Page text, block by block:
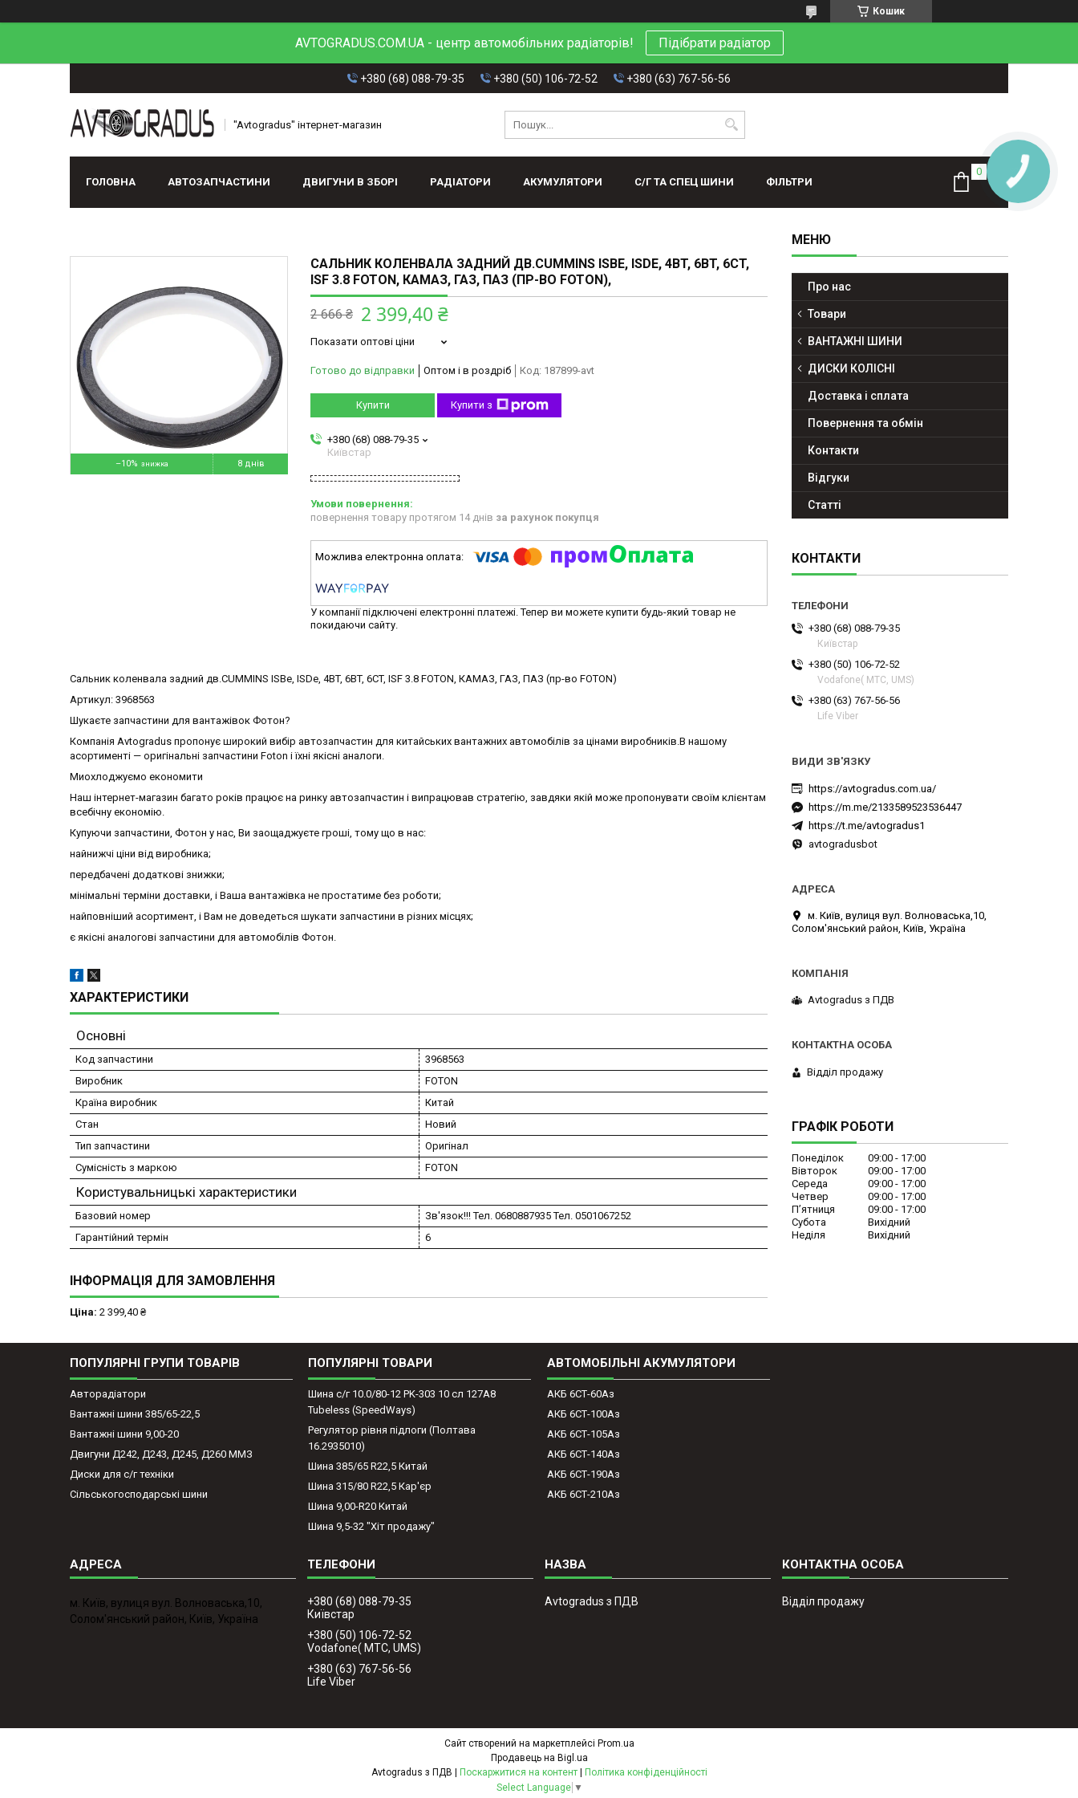
Кошик
AVTOGRADUS.COM.UA - центр автомобільних радіаторів! Підібрати радіатор
+380 (68) 088-79-35 +380 (50) 106-72-52 +380 (63) 767-56-56
"Avtogradus" інтернет-магазин
ГОЛОВНА АВТОЗАПЧАСТИНИ ДВИГУНИ В ЗБОРІ РАДІАТОРИ АКУМУЛЯТОРИ С/Г ТА СПЕЦ ШИНИ ФІЛЬТРИ
–10% 8 днів
САЛЬНИК КОЛЕНВАЛА ЗАДНИЙ ДВ.CUMMINS ISBE, ISDE, 4BT, 6BT, 6CT,
ISF 3.8 FOTON, КАМАЗ, ГАЗ, ПАЗ (ПР-ВО FOTON),
2 666 ₴ 2 399,40 ₴
Показати оптові ціни
Готово до відправки Оптом і в роздріб Код: 187899-avt
Купити Купити з
+380 (68) 088-79-35
Київстар
повернення товару протягом 14 днів за рахунок покупця
У компанії підключені електронні платежі. Тепер ви можете купити будь-який товар не
покидаючи сайту.
Сальник коленвала задний дв.CUMMINS ISBe, ISDe, 4BT, 6BT, 6CT, ISF 3.8 FOTON, КАМАЗ, ГАЗ, ПАЗ (пр-во FOTON)
Артикул: 3968563
Шукаєте запчастини для вантажівок Фотон?
Компанія Avtogradus пропонує широкий вибір автозапчастин для китайських вантажних автомобілів за цінами виробників.В нашому
асортименті — оригінальні запчастини Foton і їхні якісні аналоги.
Миохлоджуємо економити
Наш інтернет-магазин багато років працює на ринку автозапчастин і випрацював стратегію, завдяки якій може пропонувати своїм клієнтам
всебічну економію.
Купуючи запчастини, Фотон у нас, Ви заощаджуєте гроші, тому що в нас:
найнижчі ціни від виробника;
передбачені додаткові знижки;
мінімальні терміни доставки, і Ваша вантажівка не простатиме без роботи;
найповніший асортимент, і Вам не доведеться шукати запчастини в різних місцях;
є якісні аналогові запчастини для автомобілів Фотон.
ХАРАКТЕРИСТИКИ
Основні
Код запчастини
3968563
Виробник
FOTON
Країна виробник
Китай
Стан
Новий
Тип запчастини
Оригінал
Сумісність з маркою
FOTON
Користувальницькі характеристики
Базовий номер
Зв'язок!!! Тел. 0680887935 Тел. 0501067252
Гарантійний термін
6
ІНФОРМАЦІЯ ДЛЯ ЗАМОВЛЕННЯ
Ціна: 2 399,40 ₴
Про нас
Товари
ВАНТАЖНІ ШИНИ
ДИСКИ КОЛІСНІ
Доставка і сплата
Повернення та обмін
Контакти
Відгуки
Статті
КОНТАКТИ
+380 (68) 088-79-35
Київстар
+380 (50) 106-72-52
Vodafone( МТС, UMS)
+380 (63) 767-56-56
Life Viber
https://avtogradus.com.ua/
https://m.me/2133589523536447
https://t.me/avtogradus1
avtogradusbot
м. Київ, вулиця вул. Волноваська,10,
Солом'янський район, Київ, Україна
Avtogradus з ПДВ
Відділ продажу
ГРАФІК РОБОТИ
Понеділок 09:00
17:00
Вівторок
09:00
17:00
Середа
09:00
17:00
Четвер
09:00
17:00
Пʼятниця
09:00
17:00
Субота
Вихідний
Неділя
Вихідний
ПОПУЛЯРНІ ГРУПИ ТОВАРІВ
Авторадіатори
Вантажні шини 385/65-22,5
Вантажні шини 9,00-20
Двигуни Д242, Д243, Д245, Д260 ММЗ
Диски для с/г техніки
Сільськогосподарські шини
ПОПУЛЯРНІ ТОВАРИ
Шина с/г 10.0/80-12 PK-303 10 сл 127A8
Tubeless (SpeedWays)
Регулятор рівня підлоги (Полтава
16.2935010)
Шина 385/65 R22,5 Китай
Шина 315/80 R22,5 Кар'єр
Шина 9,00-R20 Китай
Шина 9,5-32 "Хіт продажу"
АВТОМОБІЛЬНІ АКУМУЛЯТОРИ
АКБ 6СТ-60Аз
АКБ 6СТ-100Аз
АКБ 6СТ-105Аз
АКБ 6СТ-140Аз
АКБ 6СТ-190Аз
АКБ 6СТ-210Аз
м. Київ, вулиця вул. Волноваська,10,
Солом'янський район, Київ, Україна
+380 (68) 088-79-35
Київстар
+380 (50) 106-72-52
Vodafone( МТС, UMS)
+380 (63) 767-56-56
Life Viber
Avtogradus з ПДВ Відділ продажу
Сайт створений на маркетплейсі Prom.ua
Продавець на Bigl.ua
Поскаржитися на контент
Політика конфіденційності
Select Language ▼